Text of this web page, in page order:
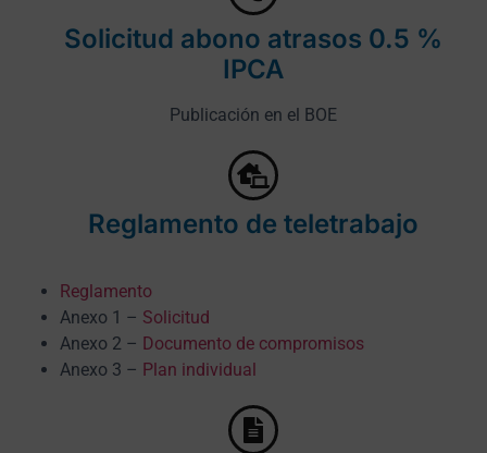
Solicitud abono atrasos 0.5 %
IPCA
Publicación en el BOE
Reglamento de teletrabajo
Reglamento
Anexo 1 – Solicitud
Anexo 2 – Documento de compromisos
Anexo 3 – Plan individual